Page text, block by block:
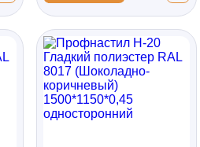
односторонний